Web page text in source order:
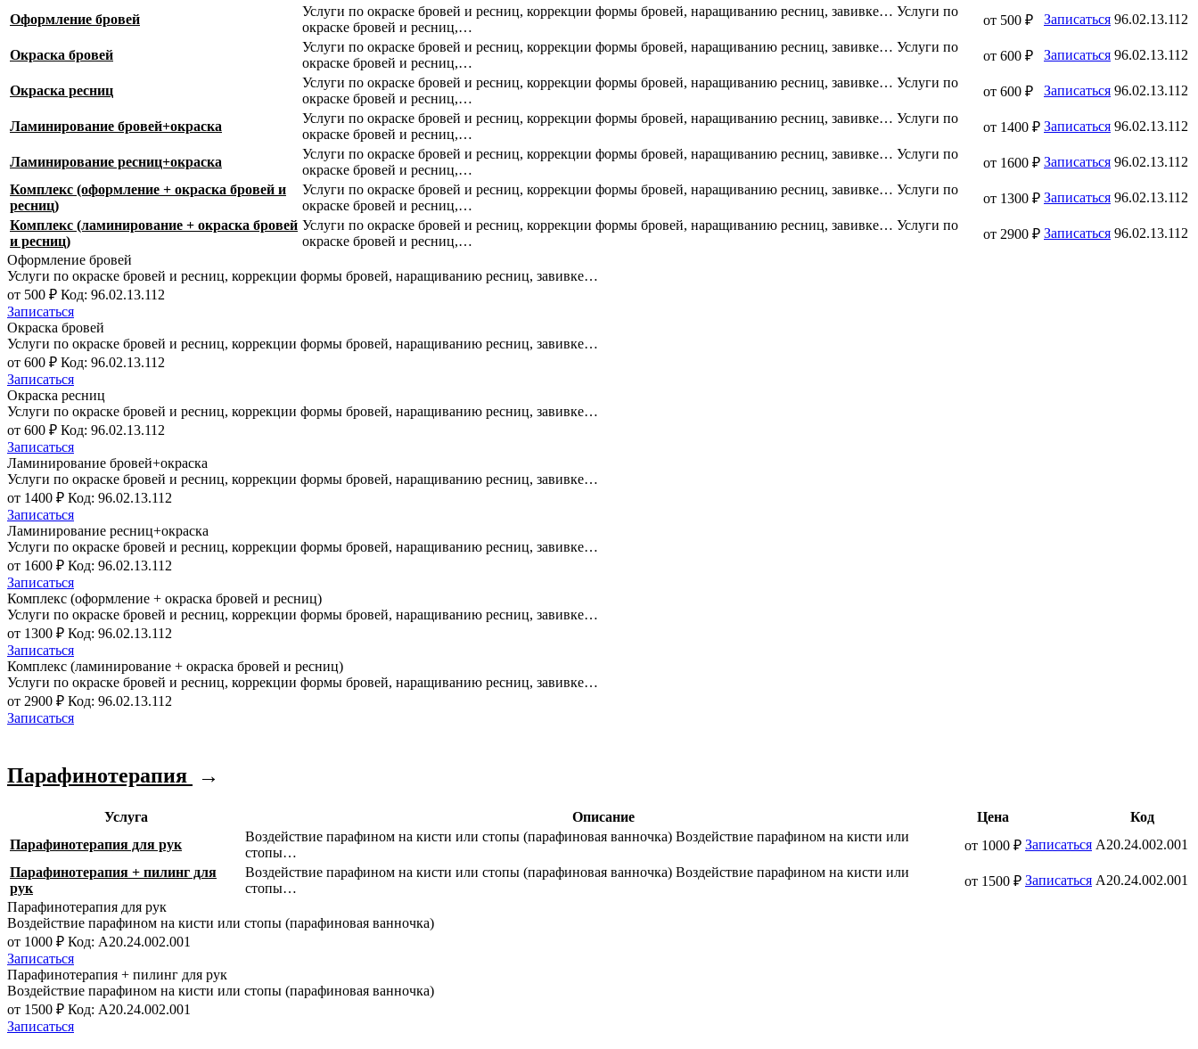
Оформление бровей
Услуги по окраске бровей и ресниц, коррекции формы бровей, наращиванию ресниц, завивке… Услуги по
окраске бровей и ресниц,…
от 500 ₽ Записаться 96.02.13.112
Окраска бровей
Услуги по окраске бровей и ресниц, коррекции формы бровей, наращиванию ресниц, завивке… Услуги по
окраске бровей и ресниц,…
от 600 ₽ Записаться 96.02.13.112
Окраска ресниц
Услуги по окраске бровей и ресниц, коррекции формы бровей, наращиванию ресниц, завивке… Услуги по
окраске бровей и ресниц,…
от 600 ₽ Записаться 96.02.13.112
Ламинирование бровей+окраска
Услуги по окраске бровей и ресниц, коррекции формы бровей, наращиванию ресниц, завивке… Услуги по
окраске бровей и ресниц,…
от 1400 ₽ Записаться 96.02.13.112
Ламинирование ресниц+окраска
Услуги по окраске бровей и ресниц, коррекции формы бровей, наращиванию ресниц, завивке… Услуги по
окраске бровей и ресниц,…
от 1600 ₽ Записаться 96.02.13.112
Комплекс (оформление + окраска бровей и
ресниц)
Услуги по окраске бровей и ресниц, коррекции формы бровей, наращиванию ресниц, завивке… Услуги по
окраске бровей и ресниц,…
от 1300 ₽ Записаться 96.02.13.112
Комплекс (ламинирование + окраска бровей
и ресниц)
Услуги по окраске бровей и ресниц, коррекции формы бровей, наращиванию ресниц, завивке… Услуги по
окраске бровей и ресниц,…
от 2900 ₽ Записаться 96.02.13.112
Оформление бровей
Услуги по окраске бровей и ресниц, коррекции формы бровей, наращиванию ресниц, завивке…
от 500 ₽ Код: 96.02.13.112
Записаться
Окраска бровей
Услуги по окраске бровей и ресниц, коррекции формы бровей, наращиванию ресниц, завивке…
от 600 ₽ Код: 96.02.13.112
Записаться
Окраска ресниц
Услуги по окраске бровей и ресниц, коррекции формы бровей, наращиванию ресниц, завивке…
от 600 ₽ Код: 96.02.13.112
Записаться
Ламинирование бровей+окраска
Услуги по окраске бровей и ресниц, коррекции формы бровей, наращиванию ресниц, завивке…
от 1400 ₽ Код: 96.02.13.112
Записаться
Ламинирование ресниц+окраска
Услуги по окраске бровей и ресниц, коррекции формы бровей, наращиванию ресниц, завивке…
от 1600 ₽ Код: 96.02.13.112
Записаться
Комплекс (оформление + окраска бровей и ресниц)
Услуги по окраске бровей и ресниц, коррекции формы бровей, наращиванию ресниц, завивке…
от 1300 ₽ Код: 96.02.13.112
Записаться
Комплекс (ламинирование + окраска бровей и ресниц)
Услуги по окраске бровей и ресниц, коррекции формы бровей, наращиванию ресниц, завивке…
от 2900 ₽ Код: 96.02.13.112
Записаться
Парафинотерапия →
Услуга Описание Цена
Код
Парафинотерапия для рук
Воздействие парафином на кисти или стопы (парафиновая ванночка) Воздействие парафином на кисти или
стопы…
от 1000 ₽ Записаться A20.24.002.001
Парафинотерапия + пилинг для
рук
Воздействие парафином на кисти или стопы (парафиновая ванночка) Воздействие парафином на кисти или
стопы…
от 1500 ₽ Записаться A20.24.002.001
Парафинотерапия для рук
Воздействие парафином на кисти или стопы (парафиновая ванночка)
от 1000 ₽ Код: A20.24.002.001
Записаться
Парафинотерапия + пилинг для рук
Воздействие парафином на кисти или стопы (парафиновая ванночка)
от 1500 ₽ Код: A20.24.002.001
Записаться